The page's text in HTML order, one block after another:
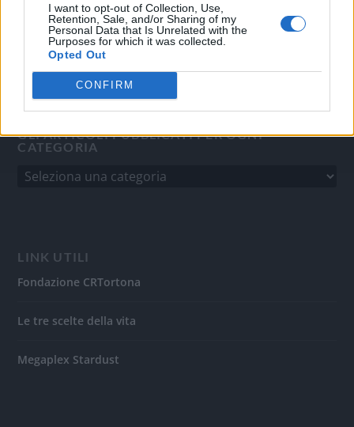
I want to opt-out of Collection, Use,
Retention, Sale, and/or Sharing of my
Personal Data that Is Unrelated with the
Purposes for which it was collected.
Opted Out
CONFIRM
Sviluppato da Studio Informatico
GLI ARTICOLI PUBBLICATI PER OGNI
CATEGORIA
LINK UTILI
Fondazione CRTortona
Le tre scelte della vita
Megaplex Stardust